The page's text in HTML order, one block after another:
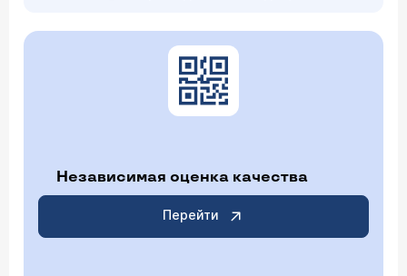
Независимая оценка качества
Перейти